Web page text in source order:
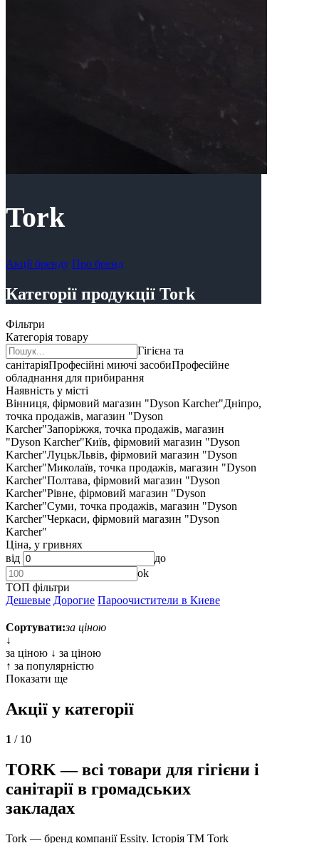
Tork
Акції бренду Про бренд
Категорії продукції Tork
Фільтри
Категорія товару
Гігієна та
санітаріяПрофесійні миючі засобиПрофесійне
обладнання для прибирання
Наявність у місті
Вінниця, фірмовий магазин "Dyson Karcher"Дніпро,
точка продажів, магазин "Dyson
Karcher"Запоріжжя, точка продажів, магазин
"Dyson Karcher"Київ, фірмовий магазин "Dyson
Karcher"ЛуцькЛьвів, фірмовий магазин "Dyson
Karcher"Миколаїв, точка продажів, магазин "Dyson
Karcher"Полтава, фірмовий магазин "Dyson
Karcher"Рівне, фірмовий магазин "Dyson
Karcher"Суми, точка продажів, магазин "Dyson
Karcher"Черкаси, фірмовий магазин "Dyson
Karcher"
Ціна, у гривнях
від
до
ok
ТОП фільтри
Дешевые Дорогие Пароочистители в Киеве
Сортувати:за цiною
↓
за цiною ↓ за цiною
↑ за популярністю
Показати ще
Акції у категорії
1 / 10
TORK — всі товари для гігієни і
санітарії в громадських
закладах
Tork — бренд компанії Essity. Історія ТМ Tork